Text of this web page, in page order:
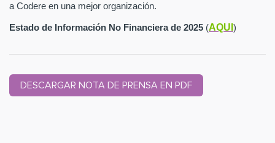
a Codere en una mejor organización.
Estado de Información No Financiera de 2025 (AQUI )
DESCARGAR NOTA DE PRENSA EN PDF